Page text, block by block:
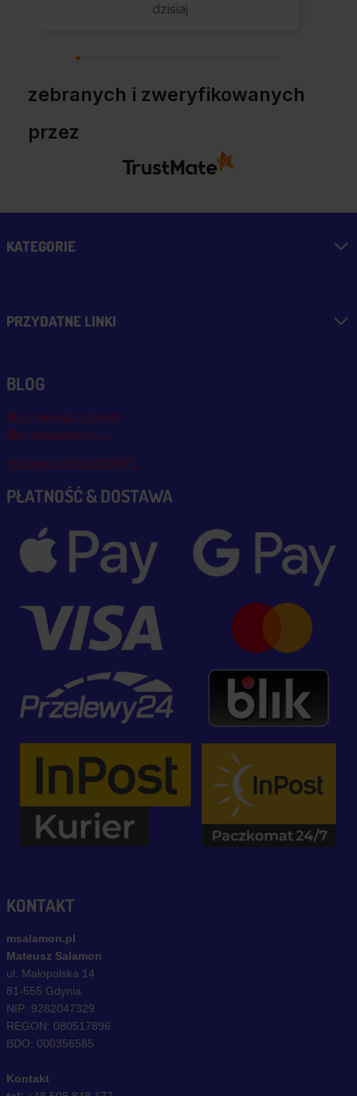
dzisiaj
zebranych i zweryfikowanych
przez
KATEGORIE
PRZYDATNE LINKI
BLOG
Blog, nowości, artykuły
Blog msalamon.pl →
Partnerzy MSALAMON.PL
PŁATNOŚĆ & DOSTAWA
KONTAKT
msalamon.pl
Mateusz Salamon
ul. Małopolska 14
81-555 Gdynia
NIP: 9282047329
REGON: 080517896
BDO: 000356585
Kontakt